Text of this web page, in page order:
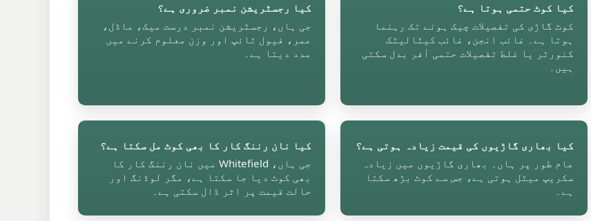
کیا کوٹ حتمی ہوتا ہے؟
کوٹ گاڑی کی تفصیلات چیک ہونے تک رہنما
ہوتا ہے۔ غائب انجن، غائب کیٹالیٹک
کنورٹر یا غلط تفصیلات حتمی آفر بدل سکتی
ہیں۔
کیا رجسٹریشن نمبر ضروری ہے؟
جی ہاں، رجسٹریشن نمبر درست میک، ماڈل،
عمر، فیول ٹائپ اور وزن معلوم کرنے میں
مدد دیتا ہے۔
کیا بھاری گاڑیوں کی قیمت زیادہ ہوتی ہے؟
عام طور پر ہاں۔ بھاری گاڑیوں میں زیادہ
سکریپ میٹل ہوتی ہے، جس سے کوٹ بڑھ سکتا
ہے۔
کیا نان رننگ کار کا بھی کوٹ مل سکتا ہے؟
جی ہاں، Whitefield میں نان رننگ کار کا
بھی کوٹ دیا جا سکتا ہے، مگر لوڈنگ اور
حالت قیمت پر اثر ڈال سکتی ہے۔